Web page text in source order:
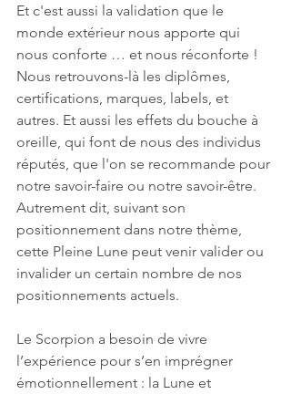
Et c'est aussi la validation que le
monde extérieur nous apporte qui
nous conforte … et nous réconforte !
Nous retrouvons-là les diplômes,
certifications, marques, labels, et
autres. Et aussi les effets du bouche à
oreille, qui font de nous des individus
réputés, que l'on se recommande pour
notre savoir-faire ou notre savoir-être.
Autrement dit, suivant son
positionnement dans notre thème,
cette Pleine Lune peut venir valider ou
invalider un certain nombre de nos
positionnements actuels.
Le Scorpion a besoin de vivre
l’expérience pour s’en imprégner
émotionnellement : la Lune et